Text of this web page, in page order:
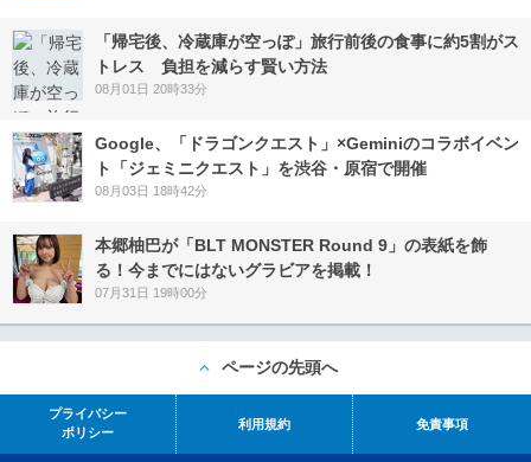
「帰宅後、冷蔵庫が空っぽ」旅行前後の食事に約5割がス
トレス 負担を減らす賢い方法
08月01日 20時33分
Google、「ドラゴンクエスト」×Geminiのコラボイベン
ト「ジェミニクエスト」を渋谷・原宿で開催
08月03日 18時42分
本郷柚巴が「BLT MONSTER Round 9」の表紙を飾
る！今までにはないグラビアを掲載！
07月31日 19時00分
ページの先頭へ
プライバシー
ポリシー
利用規約 免責事項